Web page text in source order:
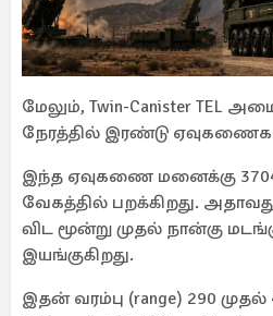
மேலும், Twin-Canister TEL
நேரத்தில் இரண்டு
இந்த ஏவுகணை மனைக்கு 3704
வேகத்தில் பறக்கிறது.
விட மூன்று முதல் நான்கு
இயங்குகிறது.
இதன் வரம்பு (range) 290